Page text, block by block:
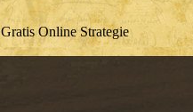
Gratis Online Strategie